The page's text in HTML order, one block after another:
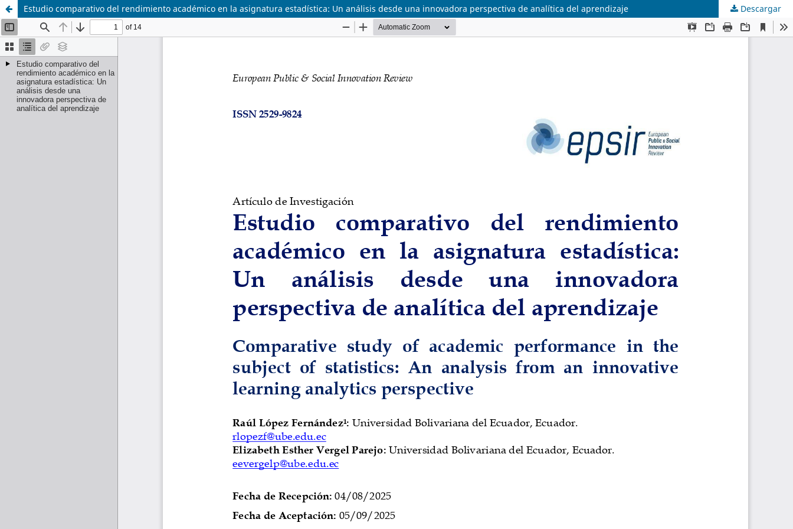
Estudio comparativo del rendimiento académico en la asignatura estadística: Un análisis desde una innovadora perspectiva de analítica del aprendizaje Descargar